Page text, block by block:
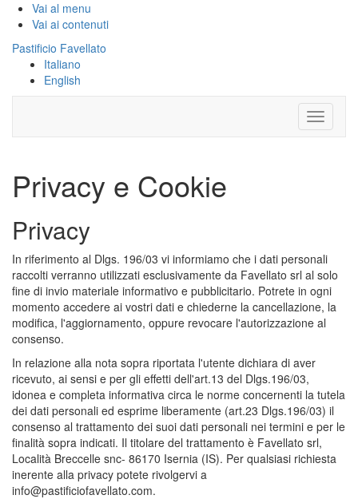
Vai al menu
Vai ai contenuti
Pastificio Favellato
Italiano
English
Privacy e Cookie
Privacy
In riferimento al Dlgs. 196/03 vi informiamo che i dati personali
raccolti verranno utilizzati esclusivamente da Favellato srl al solo
fine di invio materiale informativo e pubblicitario. Potrete in ogni
momento accedere ai vostri dati e chiederne la cancellazione, la
modifica, l'aggiornamento, oppure revocare l'autorizzazione al
consenso.
In relazione alla nota sopra riportata l'utente dichiara di aver
ricevuto, ai sensi e per gli effetti dell'art.13 del Dlgs.196/03,
idonea e completa informativa circa le norme concernenti la tutela
dei dati personali ed esprime liberamente (art.23 Dlgs.196/03) il
consenso al trattamento dei suoi dati personali nei termini e per le
finalità sopra indicati. Il titolare del trattamento è Favellato srl,
Località Breccelle snc- 86170 Isernia (IS). Per qualsiasi richiesta
inerente alla privacy potete rivolgervi a
info@pastificiofavellato.com.